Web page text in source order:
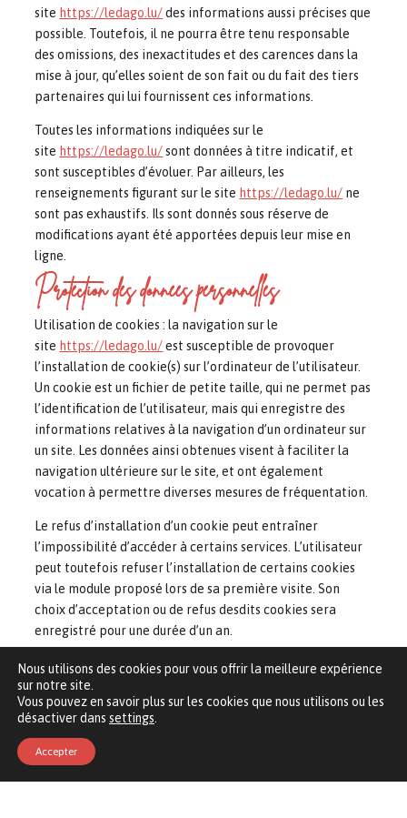
site https://ledago.lu/des informations aussi précises que
possible. Toutefois, il ne pourra être tenu responsable
des omissions, des inexactitudes et des carences dans la
mise à jour, qu’elles soient de son fait ou du fait des tiers
partenaires qui lui fournissent ces informations.
Toutes les informations indiquées sur le
site https://ledago.lu/sont données à titre indicatif, et
sont susceptibles d’évoluer. Par ailleurs, les
renseignements figurant sur le site https://ledago.lu/ ne
sont pas exhaustifs. Ils sont donnés sous réserve de
modifications ayant été apportées depuis leur mise en
ligne.
Protection des données personnelles
Utilisation de cookies : la navigation sur le
site https://ledago.lu/est susceptible de provoquer
l’installation de cookie(s) sur l’ordinateur de l’utilisateur.
Un cookie est un fichier de petite taille, qui ne permet pas
l’identification de l’utilisateur, mais qui enregistre des
informations relatives à la navigation d’un ordinateur sur
un site. Les données ainsi obtenues visent à faciliter la
navigation ultérieure sur le site, et ont également
vocation à permettre diverses mesures de fréquentation.
Le refus d’installation d’un cookie peut entraîner
l’impossibilité d’accéder à certains services. L’utilisateur
peut toutefois refuser l’installation de certains cookies
via le module proposé lors de sa première visite. Son
choix d’acceptation ou de refus desdits cookies sera
enregistré pour une durée d’un an.
COLLECTE ET GESTION DES DONNÉES
PERSONNELLES :
SARL Mosa s’engage à ce que les données personnelles
concernant les utilisateurs du site
https://ledago.lu/
contact du site ou par tout autre moyen soient collectées
Nous utilisons des cookies pour vous offrir la meilleure expérience
sur notre site.
Vous pouvez en savoir plus sur les cookies que nous utilisons ou les
désactiver dans settings
Accepter